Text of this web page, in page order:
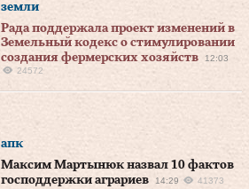
земли
Рада поддержала проект изменений в
Земельный кодекс о стимулировании
создания фермерских хозяйств
12:03
24572
апк
Максим Мартынюк назвал 10 фактов
господдержки аграриев
14:29 41373